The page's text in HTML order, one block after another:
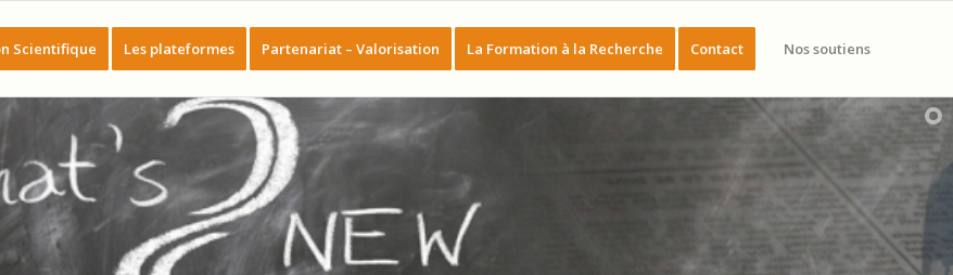
Scientifique Les plateformes Partenariat – Valorisation La Formation à la Recherche Contact Nos soutiens